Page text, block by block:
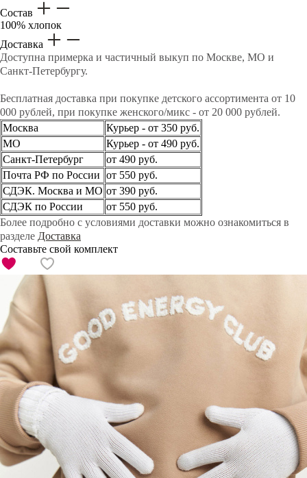
Состав
100% хлопок
Доставка
Доступна примерка и частичный выкуп по Москве, МО и
Санкт-Петербургу.
Бесплатная доставка при покупке детского ассортимента от 10
000 рублей, при покупке женского/микс - от 20 000 рублей.
Москва
Курьер - от 350 руб.
МО
Курьер - от 490 руб.
Санкт-Петербург
от 490 руб.
Почта РФ по России от 550 руб.
СДЭК. Москва и МО от 390 руб.
СДЭК по России
от 550 руб.
Более подробно с условиями доставки можно ознакомиться в
разделе Доставка
Составьте свой комплект